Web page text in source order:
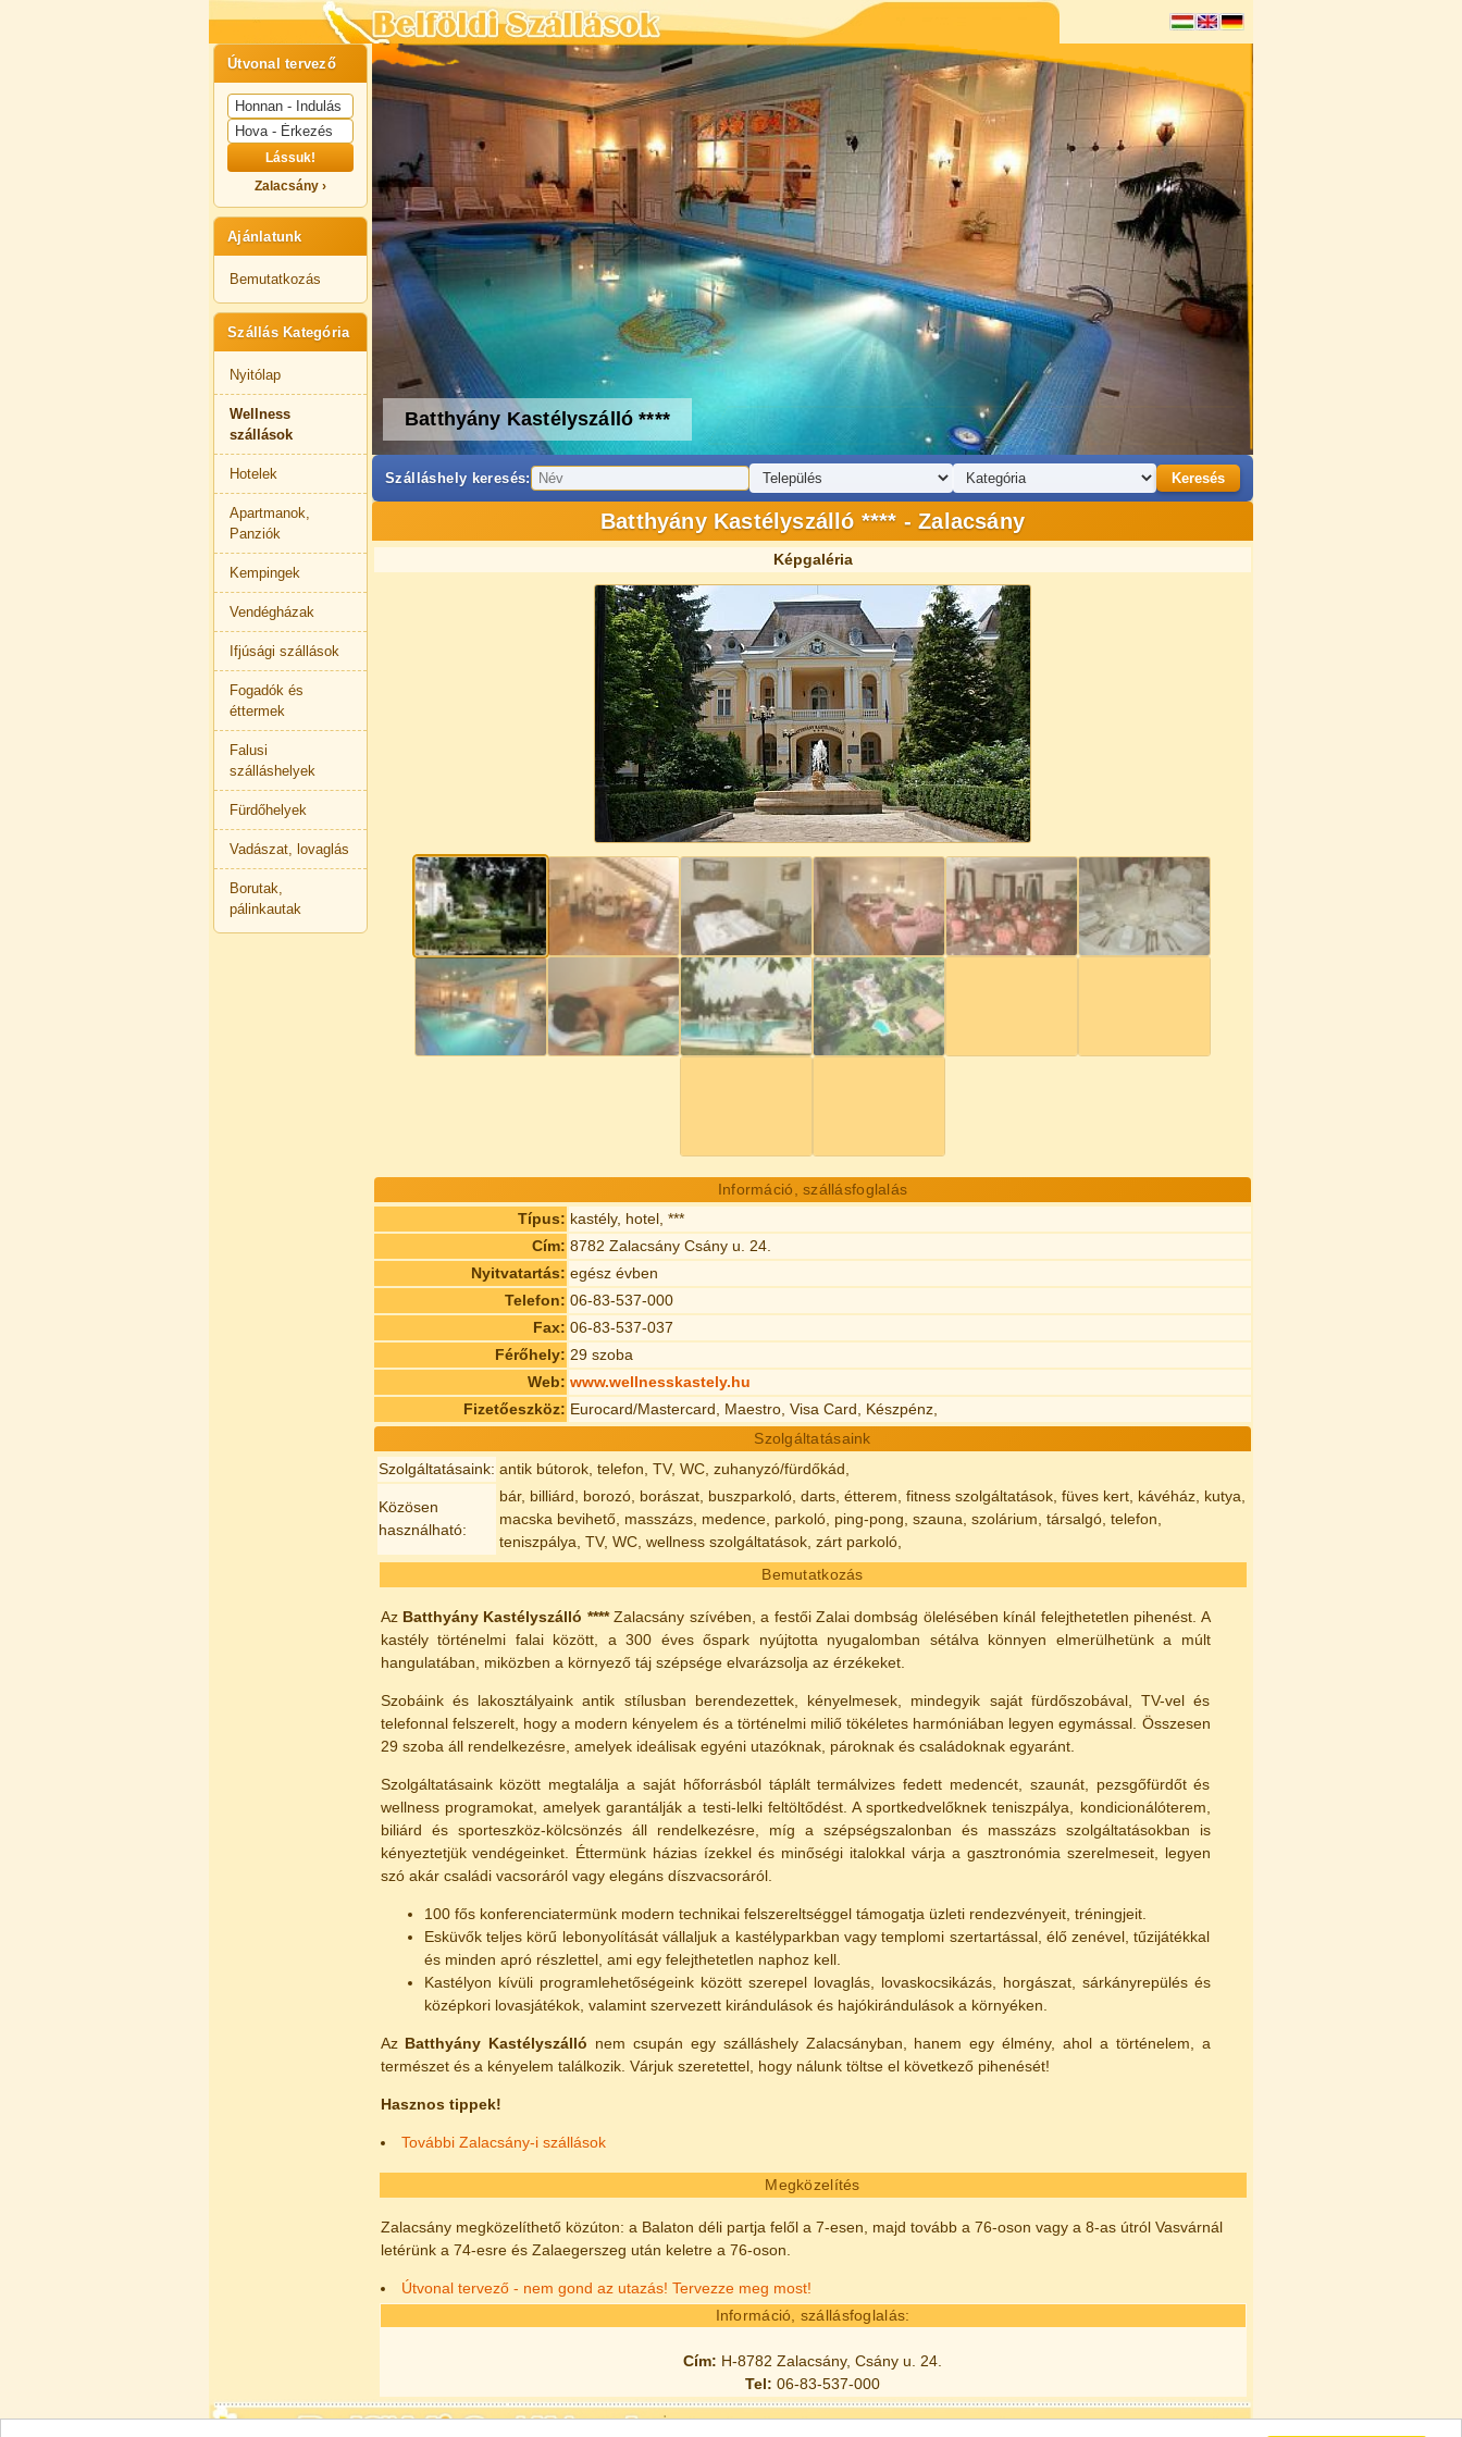
Útvonal tervező
Lássuk!
Zalacsány ›
Ajánlatunk
Bemutatkozás
Szállás Kategória
Nyitólap
Wellness
szállások
Hotelek
Apartmanok,
Panziók
Kempingek
Vendégházak
Ifjúsági szállások
Fogadók és
éttermek
Falusi
szálláshelyek
Fürdőhelyek
Vadászat, lovaglás
Borutak,
pálinkautak
Batthyány Kastélyszálló ****
Szálláshely keresés: Keresés
Batthyány Kastélyszálló **** - Zalacsány
Képgaléria
Információ, szállásfoglalás
Típus: kastély, hotel, ***
Cím: 8782 Zalacsány Csány u. 24.
Nyitvatartás: egész évben
Telefon: 06-83-537-000
Fax: 06-83-537-037
Férőhely: 29 szoba
Web: www.wellnesskastely.hu
Fizetőeszköz: Eurocard/Mastercard, Maestro, Visa Card, Készpénz,
Szolgáltatásaink
Szolgáltatásaink: antik bútorok, telefon, TV, WC, zuhanyzó/fürdőkád,
Közösen
használható:
bár, billiárd, borozó, borászat, buszparkoló, darts, étterem, fitness szolgáltatások, füves kert, kávéház, kutya,
macska bevihető, masszázs, medence, parkoló, ping-pong, szauna, szolárium, társalgó, telefon,
teniszpálya, TV, WC, wellness szolgáltatások, zárt parkoló,
Bemutatkozás
Az Batthyány Kastélyszálló ****Zalacsány szívében, a festői Zalai dombság ölelésében kínál felejthetetlen pihenést. A
kastély történelmi falai között, a 300 éves őspark nyújtotta nyugalomban sétálva könnyen elmerülhetünk a múlt
hangulatában, miközben a környező táj szépsége elvarázsolja az érzékeket.
Szobáink és lakosztályaink antik stílusban berendezettek, kényelmesek, mindegyik saját fürdőszobával, TV-vel és
telefonnal felszerelt, hogy a modern kényelem és a történelmi miliő tökéletes harmóniában legyen egymással. Összesen
29 szoba áll rendelkezésre, amelyek ideálisak egyéni utazóknak, pároknak és családoknak egyaránt.
Szolgáltatásaink között megtalálja a saját hőforrásból táplált termálvizes fedett medencét, szaunát, pezsgőfürdőt és
wellness programokat, amelyek garantálják a testi-lelki feltöltődést. A sportkedvelőknek teniszpálya, kondicionálóterem,
biliárd és sporteszköz-kölcsönzés áll rendelkezésre, míg a szépségszalonban és masszázs szolgáltatásokban is
kényeztetjük vendégeinket. Éttermünk házias ízekkel és minőségi italokkal várja a gasztronómia szerelmeseit, legyen
szó akár családi vacsoráról vagy elegáns díszvacsoráról.
100 fős konferenciatermünk modern technikai felszereltséggel támogatja üzleti rendezvényeit, tréningjeit.
Esküvők teljes körű lebonyolítását vállaljuk a kastélyparkban vagy templomi szertartással, élő zenével, tűzijátékkal
és minden apró részlettel, ami egy felejthetetlen naphoz kell.
Kastélyon kívüli programlehetőségeink között szerepel lovaglás, lovaskocsikázás, horgászat, sárkányrepülés és
középkori lovasjátékok, valamint szervezett kirándulások és hajókirándulások a környéken.
Az Batthyány Kastélyszálló nem csupán egy szálláshely Zalacsányban, hanem egy élmény, ahol a történelem, a
természet és a kényelem találkozik. Várjuk szeretettel, hogy nálunk töltse el következő pihenését!
Hasznos tippek!
További Zalacsány-i szállások
Megközelítés
Zalacsány megközelíthető közúton: a Balaton déli partja felől a 7-esen, majd tovább a 76-oson vagy a 8-as útról Vasvárnál
letérünk a 74-esre és Zalaegerszeg után keletre a 76-oson.
Útvonal tervező - nem gond az utazás! Tervezze meg most!
Információ, szállásfoglalás:
Cím: H-8782 Zalacsány, Csány u. 24.
Tel: 06-83-537-000